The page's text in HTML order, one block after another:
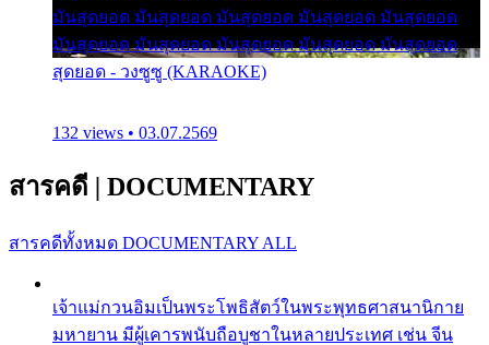
มันสุดยอด มันสุดยอด มันสุดยอด มันสุดยอด มันสุดยอด
มันสุดยอด มันสุดยอด มันสุดยอด มันสุดยอด มันสุดยอด
สุดยอด - วงซูซู (KARAOKE)
132 views • 03.07.2569
สารคดี | DOCUMENTARY
สารคดีทั้งหมด DOCUMENTARY ALL
เจ้าแม่กวนอิมเป็นพระโพธิสัตว์ในพระพุทธศาสนานิกาย
มหายาน มีผู้เคารพนับถือบูชาในหลายประเทศ เช่น จีน